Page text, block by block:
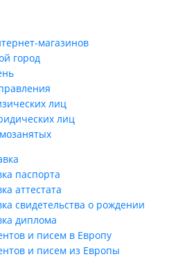
магазинов
город
лиц
лиц
паспорта
аттестата
свидетельства о рождении
диплома
и писем в Европу
и писем из Европы